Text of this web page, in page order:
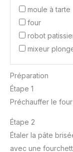
moule à tarte
four
robot
mixeur
Préparation
Étape 1
Préchauffer le four
Étape 2
Étaler la pâte
avec une